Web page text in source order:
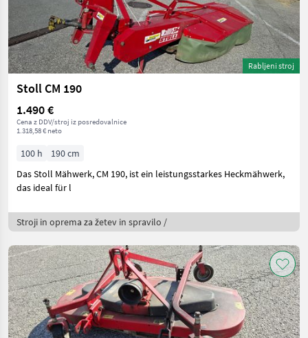
Rabljeni stroj
Stoll CM 190
1.490 €
Cena z DDV/stroj iz posredovalnice
1.318,58 € neto
100 h
190 cm
Das Stoll Mähwerk, CM 190, ist ein leistungsstarkes Heckmähwerk,
das ideal für l
Stroji in oprema za žetev in spravilo /